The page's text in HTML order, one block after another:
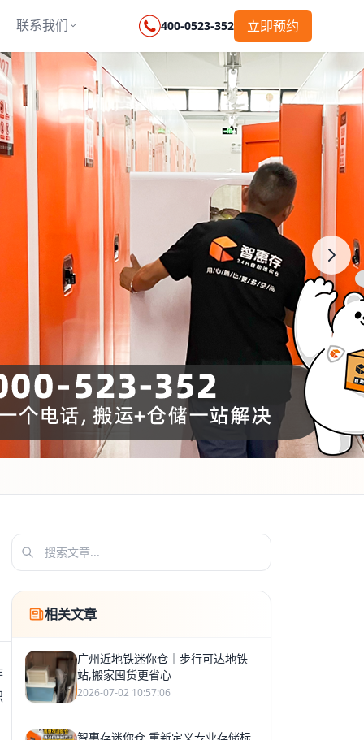
联系我们 400-0523-352 立即预约
相关文章
广州近地铁迷你仓｜步行可达地铁
站,搬家囤货更省心
2026-07-02 10:57:06